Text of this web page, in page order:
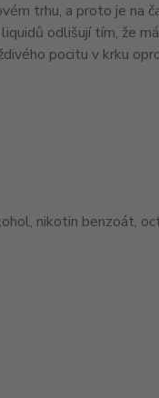
trhu, a proto je na
odlišují tím, že
pocitu v krku
nikotin benzoát,